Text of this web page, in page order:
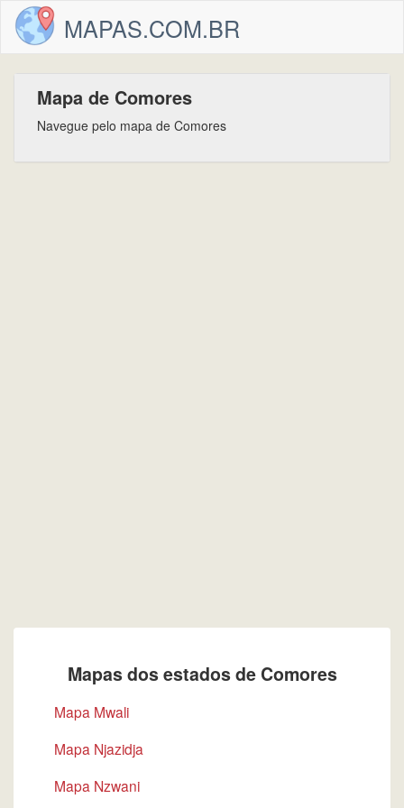
MAPAS.COM.BR
Mapa de Comores
Navegue pelo mapa de Comores
Mapas dos estados de Comores
Mapa Mwali
Mapa Njazidja
Mapa Nzwani